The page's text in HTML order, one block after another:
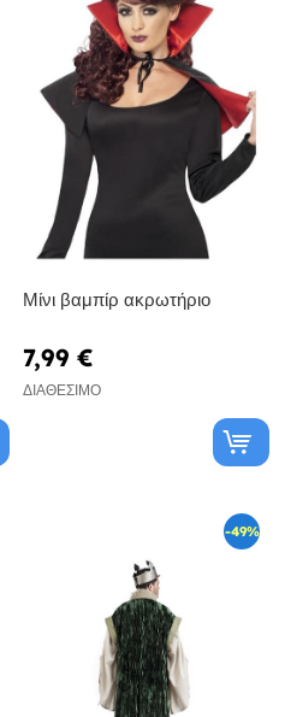
Μίνι βαμπίρ ακρωτήριο
7,99 €
ΔΙΑΘΈΣΙΜΟ
-49%